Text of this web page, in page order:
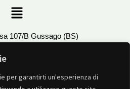
per garantirti un'esperienza di
Menu
107/B Gussago (BS)
brescia.com